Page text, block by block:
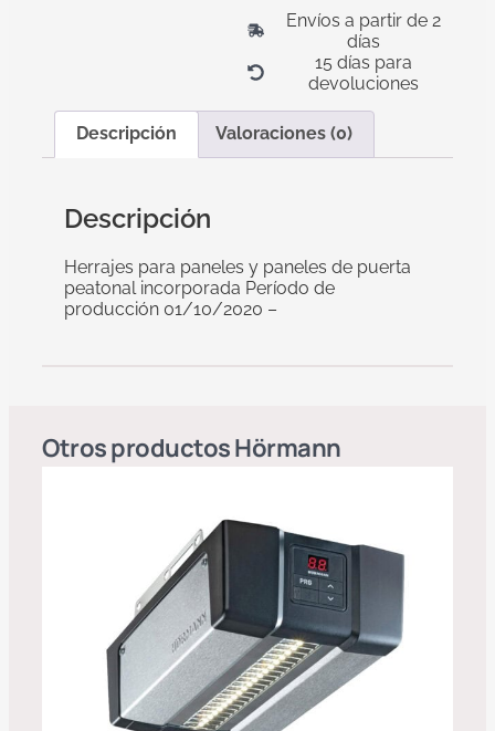
Envíos a partir de 2
días
15 días para
devoluciones
Descripción Valoraciones (0)
Descripción
Herrajes para paneles y paneles de puerta
peatonal incorporada Período de
producción 01/10/2020 –
Otros productosHörmann